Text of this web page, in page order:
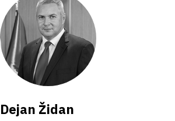
Dejan Židan